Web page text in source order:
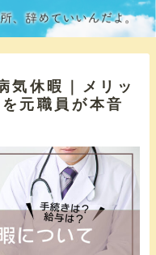
気休暇｜メリッ
元職員が本音